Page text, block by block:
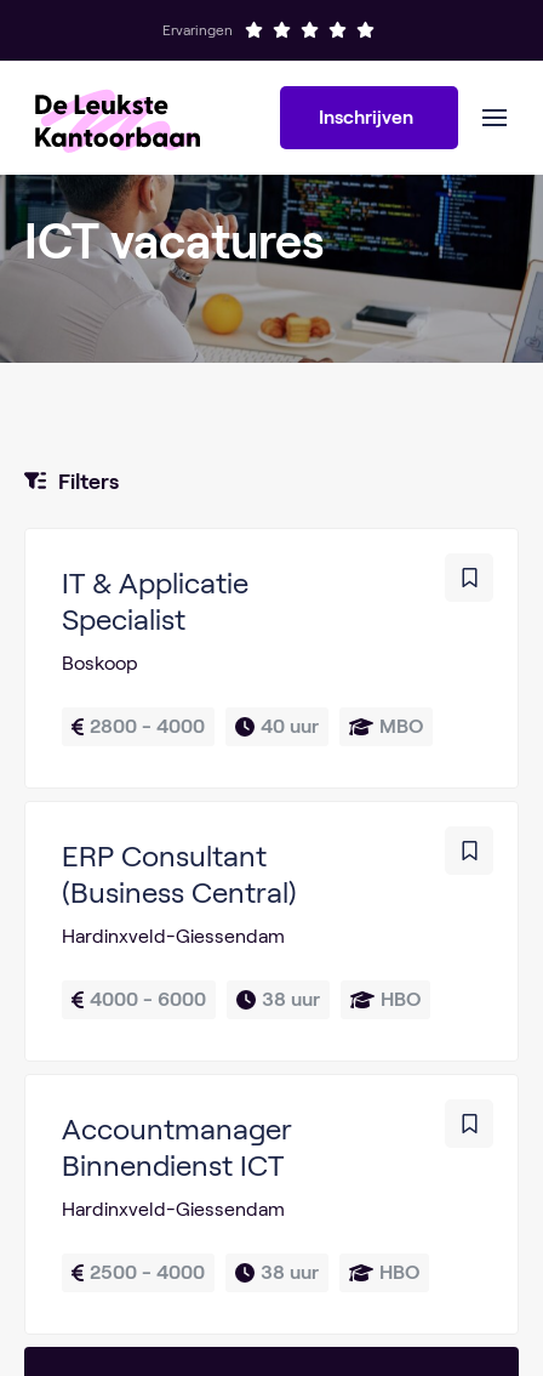
Ervaringen
Inschrijven
ICT vacatures
Filters
IT & Applicatie
Specialist
Boskoop
2800 - 4000 40 uur MBO
ERP Consultant
(Business Central)
Hardinxveld-Giessendam
4000 - 6000 38 uur HBO
Accountmanager
Binnendienst ICT
Hardinxveld-Giessendam
2500 - 4000 38 uur HBO